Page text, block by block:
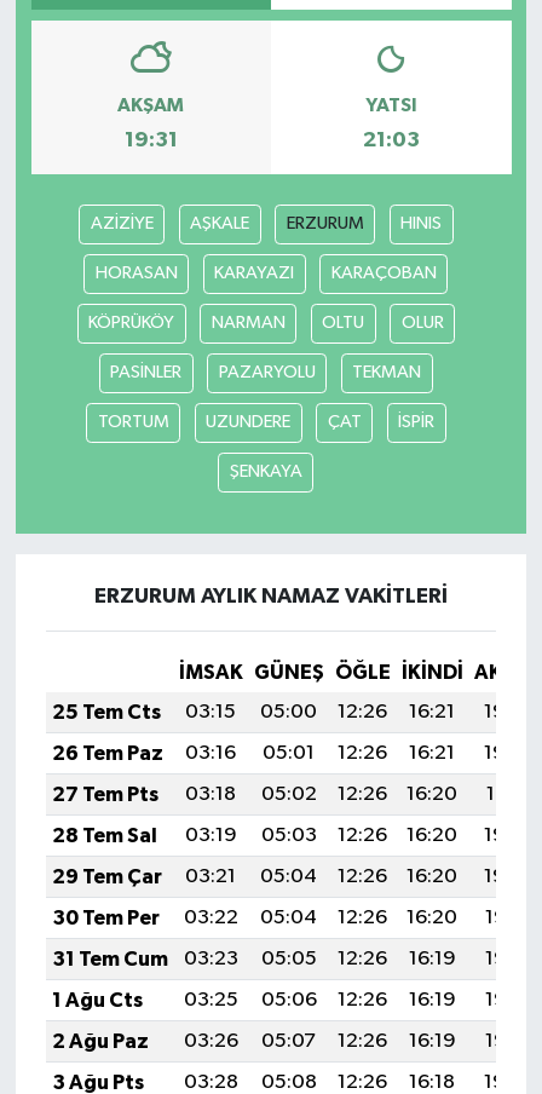
AKŞAM
19:31
YATSI
21:03
AZİZİYE AŞKALE ERZURUM HINIS
HORASAN KARAYAZI KARAÇOBAN
KÖPRÜKÖY NARMAN OLTU OLUR
PASİNLER PAZARYOLU TEKMAN
TORTUM UZUNDERE ÇAT İSPİR
ŞENKAYA
ERZURUM AYLIK NAMAZ VAKITLERI
İMSAK GÜNEŞ ÖĞLE İKINDI
25 Tem Cts
03:15 05:00 12:26 16:21
19:43
26 Tem Paz
03:16 05:01 12:26 16:21
19:42
27 Tem Pts
03:18 05:02 12:26 16:20
19:41
28 Tem Sal
03:19 05:03 12:26 16:20
19:40
29 Tem Çar
03:21 05:04 12:26 16:20
19:39
30 Tem Per
03:22 05:04 12:26 16:20
19:38
31 Tem Cum
03:23 05:05 12:26 16:19
19:37
1 Ağu Cts
03:25 05:06 12:26 16:19
19:36
2 Ağu Paz
03:26 05:07 12:26 16:19
19:35
3 Ağu Pts
03:28 05:08 12:26 16:18
19:34
Genel